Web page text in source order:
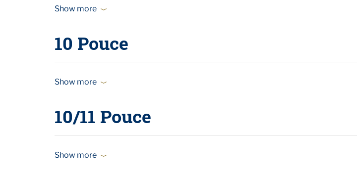
Show more
10 Pouce
Show more
10/11 Pouce
Show more